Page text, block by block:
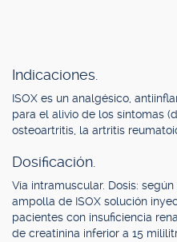
Indicaciones.
ISOX es un analgésico,
para el alivio de los síntomas
osteoartritis, la artritis
Dosificación.
Vía intramuscular. Dosis:
ampolla de ISOX solución
pacientes con insuficiencia
de creatinina inferior a 15